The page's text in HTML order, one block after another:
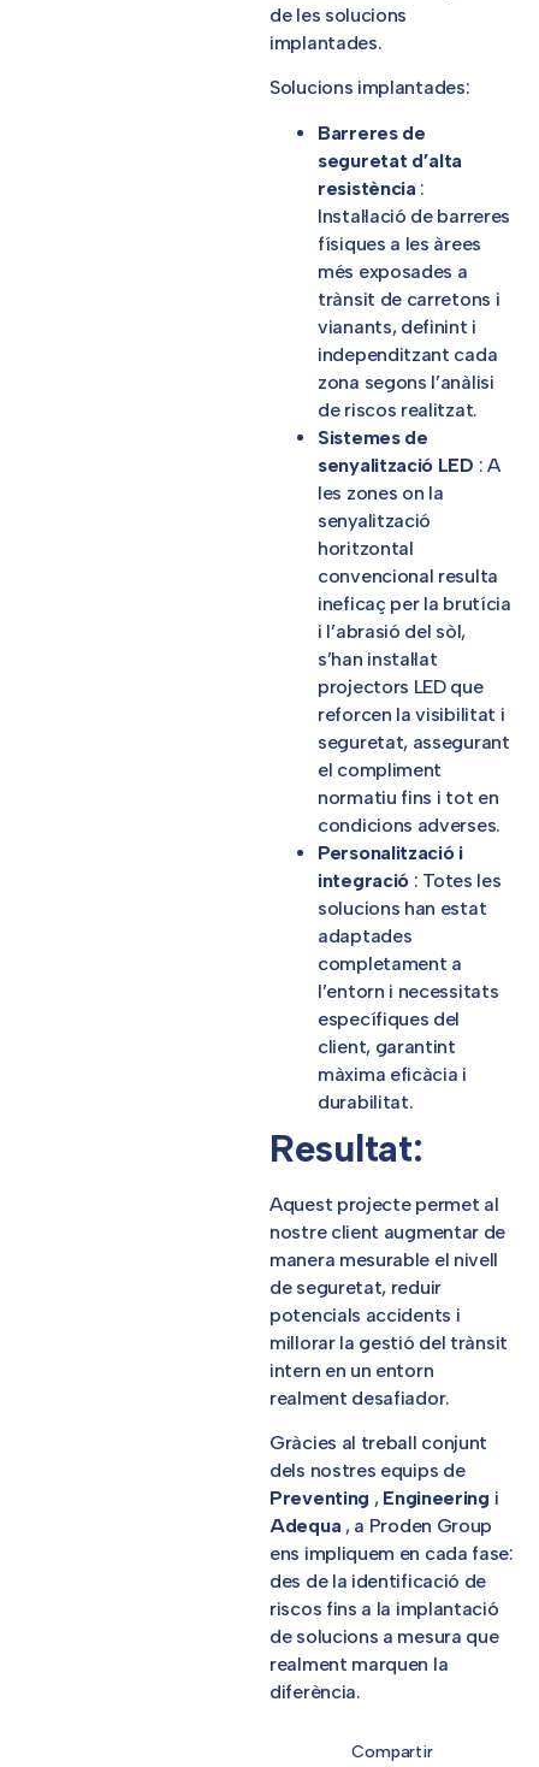
de les solucions
implantades.
Solucions implantades:
Barreres de
seguretat d’alta
resistència :
Instal·lació de barreres
físiques a les àrees
més exposades a
trànsit de carretons i
vianants, definint i
independitzant cada
zona segons l’anàlisi
de riscos realitzat.
Sistemes de
senyalització LED : A
les zones on la
senyalització
horitzontal
convencional resulta
ineficaç per la brutícia
i l’abrasió del sòl,
s’han instal·lat
projectors LED que
reforcen la visibilitat i
seguretat, assegurant
el compliment
normatiu fins i tot en
condicions adverses.
Personalització i
integració : Totes les
solucions han estat
adaptades
completament a
l’entorn i necessitats
específiques del
client, garantint
màxima eficàcia i
durabilitat.
Resultat:
Aquest projecte permet al
nostre client augmentar de
manera mesurable el nivell
de seguretat, reduir
potencials accidents i
millorar la gestió del trànsit
intern en un entorn
realment desafiador.
Gràcies al treball conjunt
dels nostres equips de
Preventing , Engineering i
Adequa , a Proden Group
ens impliquem en cada fase:
des de la identificació de
riscos fins a la implantació
de solucions a mesura que
realment marquen la
diferència.
Compartir